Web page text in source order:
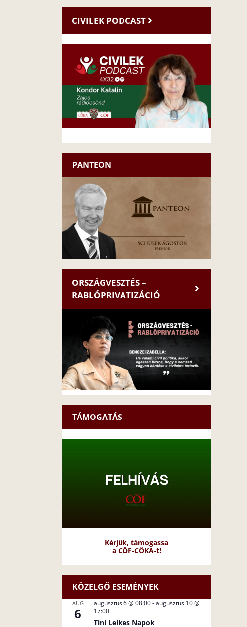
CIVILEK PODCAST
PANTEON
ORSZÁGVESZTÉS –
RABLÓPRIVATIZÁCIÓ
TÁMOGATÁS
Kérjük, támogassa
a CÖF-CÖKA-t!
KÖZELGŐ ESEMÉNYEK
AUG
6
augusztus 6 @ 08:00-augusztus 10 @
17:00
Tini Lelkes Napok